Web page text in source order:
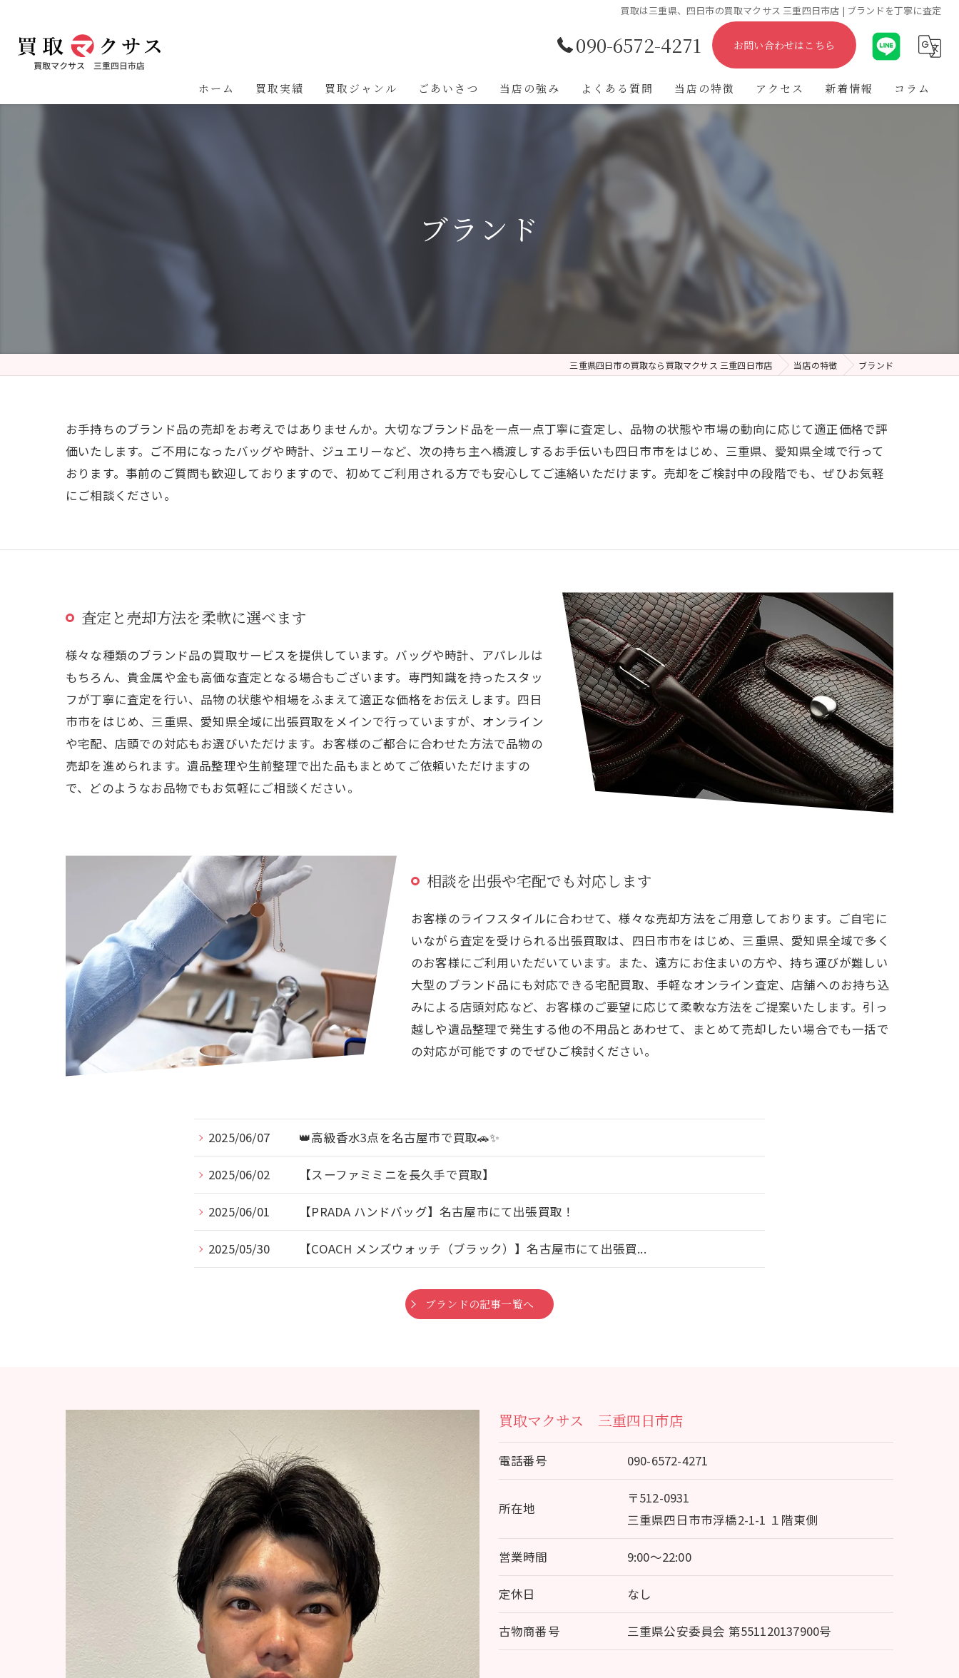
買取は三重県、四日市の買取マクサス 三重四日市店 | ブランドを丁寧に査定
090-6572-4271 お問い合わせはこちら
ホーム 買取実績 買取ジャンル ごあいさつ 当店の強み よくある質問 当店の特徴
ブランド
アクセス 新着情報 コラム
ブランド
三重県四日市の買取なら買取マクサス 三重四日市店 当店の特徴 ブランド
お手持ちのブランド品の売却をお考えではありませんか。大切なブランド品を一点一点丁寧に査定し、品物の状態や市場の動向に応じて適正価格で評
価いたします。ご不用になったバッグや時計、ジュエリーなど、次の持ち主へ橋渡しするお手伝いも四日市市をはじめ、三重県、愛知県全域で行って
おります。事前のご質問も歓迎しておりますので、初めてご利用される方でも安心してご連絡いただけます。売却をご検討中の段階でも、ぜひお気軽
にご相談ください。
査定と売却方法を柔軟に選べます
様々な種類のブランド品の買取サービスを提供しています。バッグや時計、アパレルは
もちろん、貴金属や金も高価な査定となる場合もございます。専門知識を持ったスタッ
フが丁寧に査定を行い、品物の状態や相場をふまえて適正な価格をお伝えします。四日
市市をはじめ、三重県、愛知県全域に出張買取をメインで行っていますが、オンライン
や宅配、店頭での対応もお選びいただけます。お客様のご都合に合わせた方法で品物の
売却を進められます。遺品整理や生前整理で出た品もまとめてご依頼いただけますの
で、どのようなお品物でもお気軽にご相談ください。
相談を出張や宅配でも対応します
お客様のライフスタイルに合わせて、様々な売却方法をご用意しております。ご自宅に
いながら査定を受けられる出張買取は、四日市市をはじめ、三重県、愛知県全域で多く
のお客様にご利用いただいています。また、遠方にお住まいの方や、持ち運びが難しい
大型のブランド品にも対応できる宅配買取、手軽なオンライン査定、店舗へのお持ち込
みによる店頭対応など、お客様のご要望に応じて柔軟な方法をご提案いたします。引っ
越しや遺品整理で発生する他の不用品とあわせて、まとめて売却したい場合でも一括で
の対応が可能ですのでぜひご検討ください。
2025/06/07 👑高級香水3点を名古屋市で買取🚗✨
2025/06/02 【スーファミミニを長久手で買取】
2025/06/01 【PRADA ハンドバッグ】名古屋市にて出張買取！
2025/05/30 【COACH メンズウォッチ（ブラック）】名古屋市にて出張買...
ブランドの記事一覧へ
買取マクサス 三重四日市店
電話番号 090-6572-4271
所在地
〒512-0931
三重県四日市市浮橋2-1-1 １階東側
営業時間 9:00～22:00
定休日 なし
古物商番号 三重県公安委員会 第551120137900号